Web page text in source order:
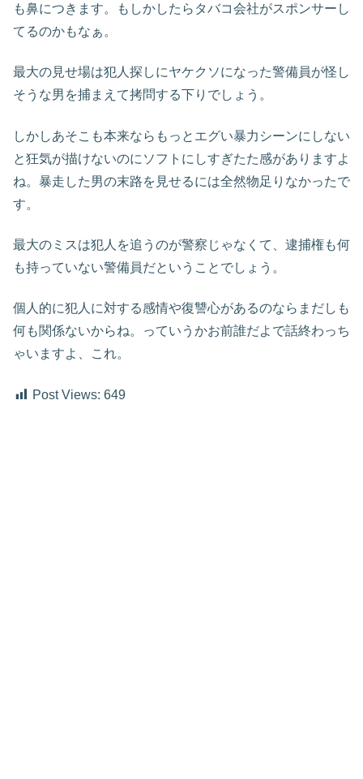
も鼻につきます。もしかしたらタバコ会社がスポンサーし
てるのかもなぁ。
最大の見せ場は犯人探しにヤケクソになった警備員が怪し
そうな男を捕まえて拷問する下りでしょう。
しかしあそこも本来ならもっとエグい暴力シーンにしない
と狂気が描けないのにソフトにしすぎたた感がありますよ
ね。暴走した男の末路を見せるには全然物足りなかったで
す。
最大のミスは犯人を追うのが警察じゃなくて、逮捕権も何
も持っていない警備員だということでしょう。
個人的に犯人に対する感情や復讐心があるのならまだしも
何も関係ないからね。っていうかお前誰だよで話終わっち
ゃいますよ、これ。
Post Views: 649